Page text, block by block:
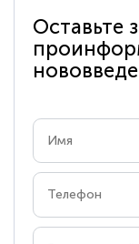
Оставьте